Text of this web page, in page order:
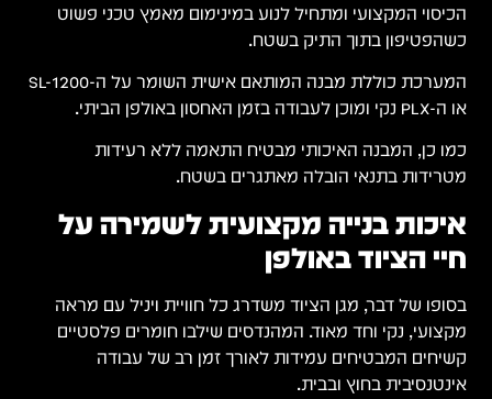
הכיסוי המקצועי ומתחיל לנוע במינימום מאמץ טכני פשוט
כשהפטיפון בתוך התיק בשטח.
המערכת כוללת מבנה המותאם אישית השומר על ה-SL-1200
או ה-PLX נקי ומוכן לעבודה בזמן האחסון באולפן הביתי.
כמו כן, המבנה האיכותי מבטיח התאמה ללא רעידות
מטרידות בתנאי הובלה מאתגרים בשטח.
איכות בנייה מקצועית לשמירה על
חיי הציוד באולפן
בסופו של דבר, מגן הציוד משדרג כל חוויית ויניל עם מראה
מקצועי, נקי וחד מאוד. המהנדסים שילבו חומרים פלסטיים
קשיחים המבטיחים עמידות לאורך זמן רב של עבודה
אינטנסיבית בחוץ ובבית.